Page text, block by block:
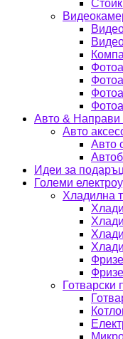
Авто & Направи
Авто
Авто
Идеи за
Големи
Хладилна
Готварски